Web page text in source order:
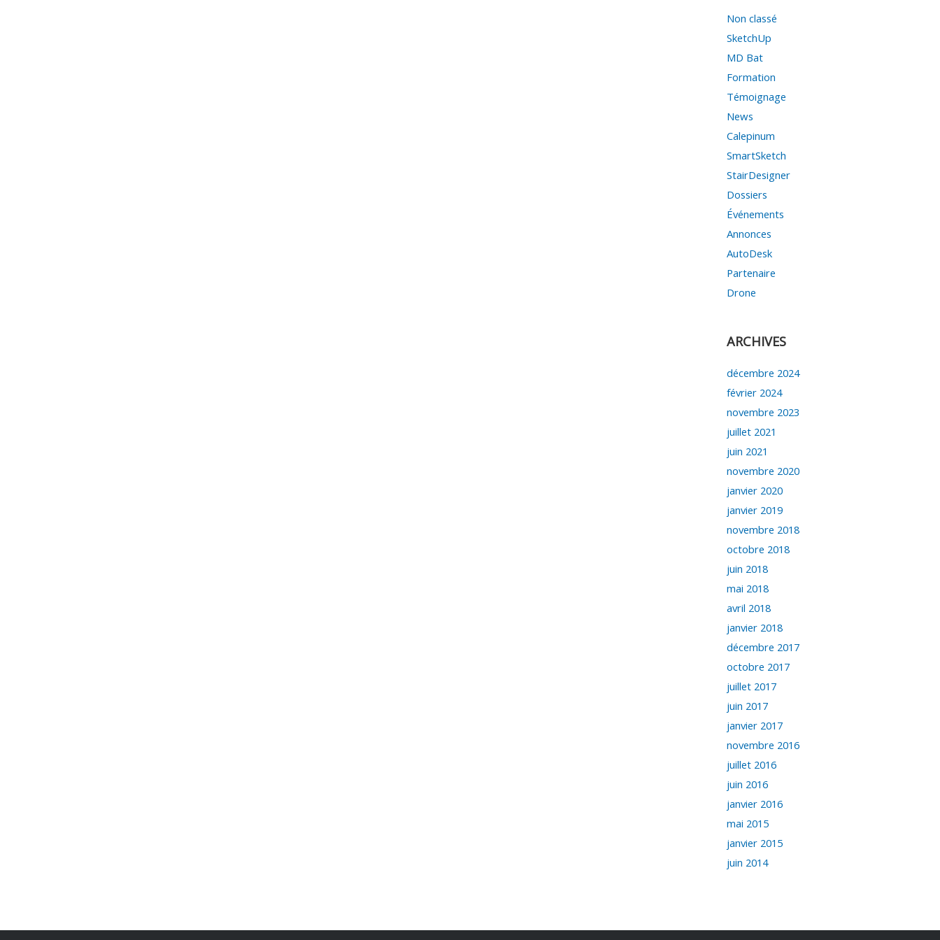
Non classé
SketchUp
MD Bat
Formation
Témoignage
News
Calepinum
SmartSketch
StairDesigner
Dossiers
Événements
Annonces
AutoDesk
Partenaire
Drone
ARCHIVES
décembre 2024
février 2024
novembre 2023
juillet 2021
juin 2021
novembre 2020
janvier 2020
janvier 2019
novembre 2018
octobre 2018
juin 2018
mai 2018
avril 2018
janvier 2018
décembre 2017
octobre 2017
juillet 2017
juin 2017
janvier 2017
novembre 2016
juillet 2016
juin 2016
janvier 2016
mai 2015
janvier 2015
juin 2014